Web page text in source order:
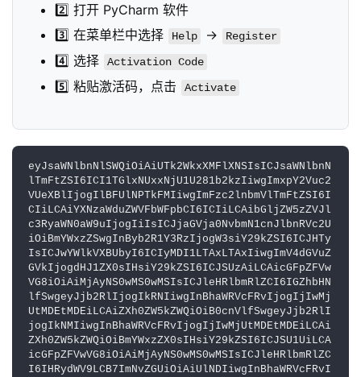
2️⃣ 打开 PyCharm 软件
3️⃣ 在菜单栏中选择
Help -> Register
4️⃣ 选择 Activation Code
5️⃣ 粘贴激活码，点击 Activate
eyJsaWNlbnNlSWQiOiAiUTk2WkxXMFlXNSIsICJsaWNlbnN
lTmFtZSI6ICI1TGlxNUxxNjU1U281b2kzIiwgImxpY2Vuc2
VUeXBlIjogIlBFUlNPTkFMIiwgImFzc2lnbmVlTmFtZSI6I
CIiLCAiYXNzaWduZWVFbWFpbCI6ICIiLCAibGljZW5zZVJl
c3RyaWN0aW9uIjogIiIsICJjaGVja0NvbmN1cnJlbnRVc2U
iOiBmYWxzZSwgInByb2R1Y3RzIjogW3siY29kZSI6ICJHTy
IsICJwYWlkVXBUbyI6ICIyMDI1LTAxLTAxIiwgImV4dGVuZ
GVkIjogdHJ1ZX0sIHsiY29kZSI6ICJSUzAiLCAicGFpZFVw
VG8iOiAiMjAyNS0wMS0wMSIsICJleHRlbmRlZCI6IGZhbHN
lfSwgeyJjb2RlIjogIkRNIiwgInBhaWRVcFRvIjogIjIwMj
UtMDEtMDEiLCAiZXh0ZW5kZWQiOiB0cnVlfSwgeyJjb2RlI
jogIkNMIiwgInBhaWRVcFRvIjogIjIwMjUtMDEtMDEiLCAi
ZXh0ZW5kZWQiOiBmYWxzZX0sIHsiY29kZSI6ICJSU1UiLCA
icGFpZFVwVG8iOiAiMjAyNS0wMS0wMSIsICJleHRlbmRlZC
I6IHRydWV9LCB7ImNvZGUiOiAiUlNDIiwgInBhaWRVcFRvI